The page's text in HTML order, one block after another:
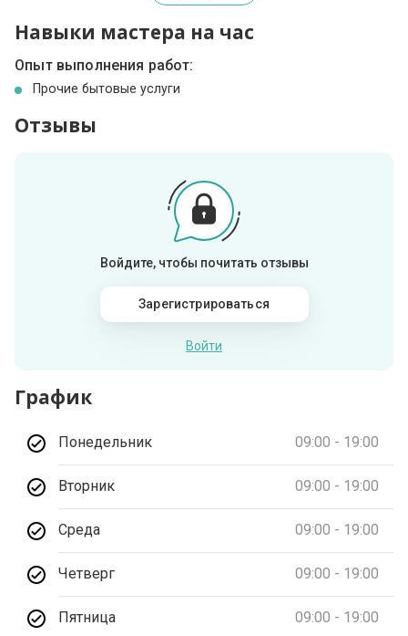
Навыки мастера на час
Опыт выполнения работ:
Прочие бытовые услуги
Отзывы
Войдите, чтобы почитать отзывы
Зарегистрироваться
Войти
График
Понедельник 09:00 - 19:00
Вторник 09:00 - 19:00
Среда 09:00 - 19:00
Четверг 09:00 - 19:00
Пятница 09:00 - 19:00